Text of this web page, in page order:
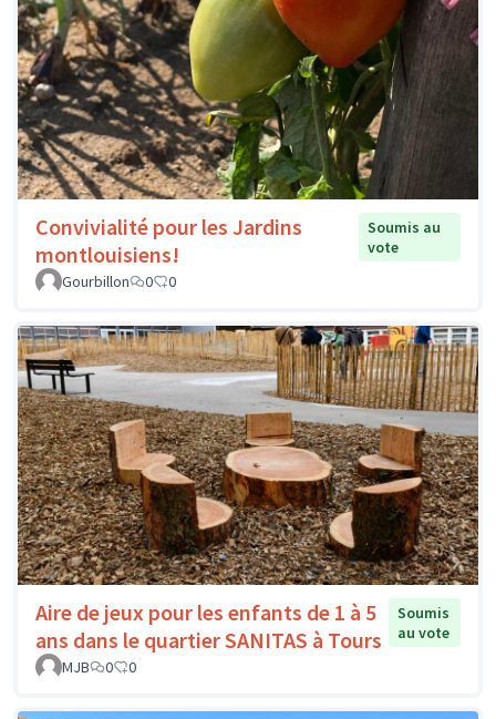
Convivialité pour les Jardins
montlouisiens!
Soumis au
vote
Gourbillon
0 0
Aire de jeux pour les enfants de 1 à 5
ans dans le quartier SANITAS à Tours
Soumis
au vote
MJB
0 0